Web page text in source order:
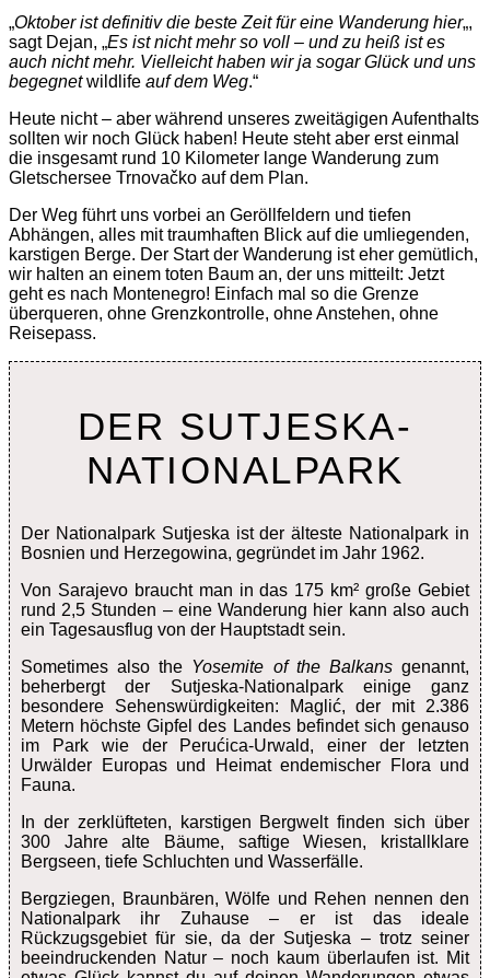
„Oktober ist definitiv die beste Zeit für eine Wanderung hier„,
sagt Dejan, „Es ist nicht mehr so voll – und zu heiß ist es
auch nicht mehr. Vielleicht haben wir ja sogar Glück und uns
begegnetwildlife auf dem Weg.“
Heute nicht – aber während unseres zweitägigen Aufenthalts
sollten wir noch Glück haben! Heute steht aber erst einmal
die insgesamt rund 10 Kilometer lange Wanderung zum
Gletschersee Trnovačko auf dem Plan.
Der Weg führt uns vorbei an Geröllfeldern und tiefen
Abhängen, alles mit traumhaften Blick auf die umliegenden,
karstigen Berge. Der Start der Wanderung ist eher gemütlich,
wir halten an einem toten Baum an, der uns mitteilt: Jetzt
geht es nach Montenegro! Einfach mal so die Grenze
überqueren, ohne Grenzkontrolle, ohne Anstehen, ohne
Reisepass.
DER SUTJESKA-
NATIONALPARK
Der Nationalpark Sutjeska ist der älteste Nationalpark in
Bosnien und Herzegowina, gegründet im Jahr 1962.
Von Sarajevo braucht man in das 175 km² große Gebiet
rund 2,5 Stunden – eine Wanderung hier kann also auch
ein Tagesausflug von der Hauptstadt sein.
Sometimes also the Yosemite of the Balkansgenannt,
beherbergt der Sutjeska-Nationalpark einige ganz
besondere Sehenswürdigkeiten:
Maglić, der mit 2.386
Metern höchste Gipfel des Landes befindet sich genauso
im Park wie der Perućica-Urwald, einer der letzten
Urwälder Europas und Heimat endemischer Flora und
Fauna.
In der zerklüfteten, karstigen Bergwelt finden sich über
300 Jahre alte Bäume, saftige Wiesen, kristallklare
Bergseen, tiefe Schluchten und Wasserfälle.
Bergziegen, Braunbären, Wölfe und Rehen nennen den
Nationalpark ihr Zuhause – er ist das ideale
Rückzugsgebiet für sie, da der Sutjeska – trotz seiner
beeindruckenden Natur – noch kaum überlaufen ist. Mit